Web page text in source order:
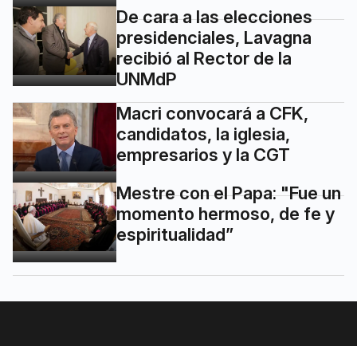
De cara a las elecciones
presidenciales, Lavagna
recibió al Rector de la
UNMdP
Macri convocará a CFK,
candidatos, la iglesia,
empresarios y la CGT
Mestre con el Papa: "Fue un
momento hermoso, de fe y
espiritualidad”